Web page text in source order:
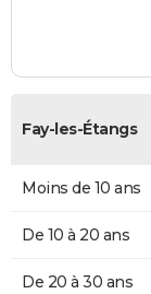
Fay-les-Étangs
Moins de 10 ans
De 10 à 20 ans
De 20 à 30 ans